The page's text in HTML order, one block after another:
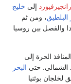
إلى خليج
البلطيق، ومن ثم
والفصل بين روسيا
الحرة إلى
الشمالي. حتى البحر
لخلجان بوثنيا